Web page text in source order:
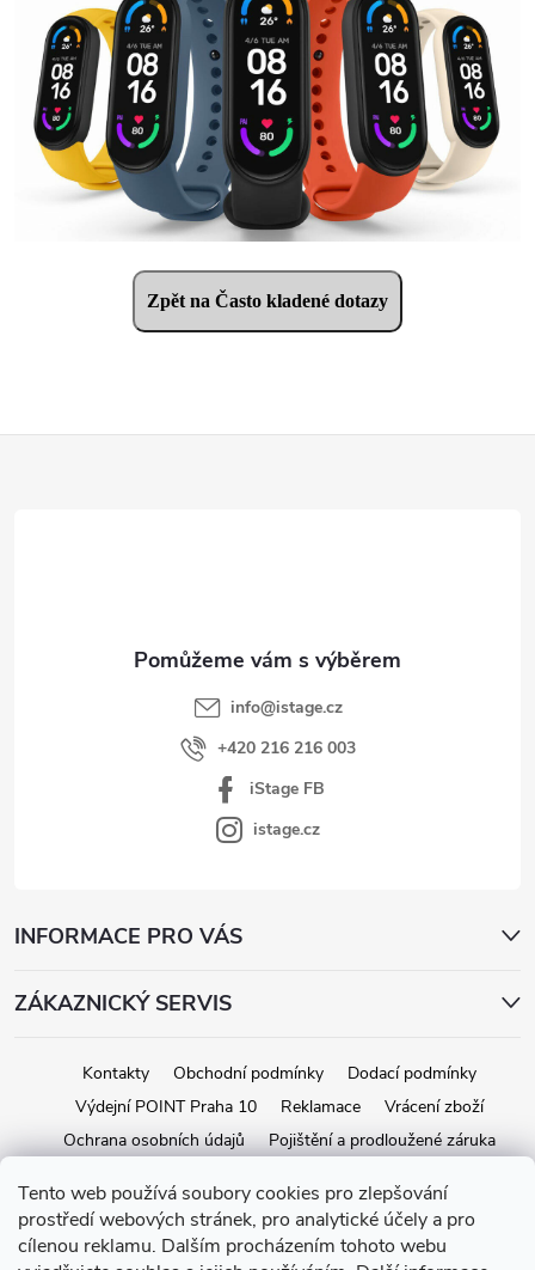
Tento web používá soubory cookies pro zlepšování
prostředí webových stránek, pro analytické účely a pro
cílenou reklamu. Dalším procházením tohoto webu
Zpět na Často kladené dotazy
info@istage.cz
+420 216 216 003
iStage FB
istage.cz
INFORMACE PRO VÁS
ZÁKAZNICKÝ SERVIS
Kontakty Obchodní podmínky
Dodací podmínky
Výdejní POINT Praha 10
Reklamace
Vrácení zboží
Ochrana osobních údajů
Pojištění a prodloužené záruka
Copyright 2026iStage.cz. Všechna práva vyhrazena.Upravit nastavení
cookies